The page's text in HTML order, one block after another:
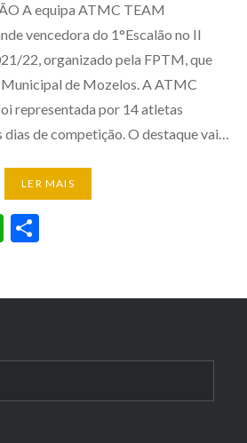
A equipa ATMC TEAM
vencedora do 1°Escalão no II
22, organizado pela FPTM, que
de Mozelos. A ATMC
representada por 14 atletas
de competição. O destaque vai…
LER MAIS
WhatsApp
Partilhar